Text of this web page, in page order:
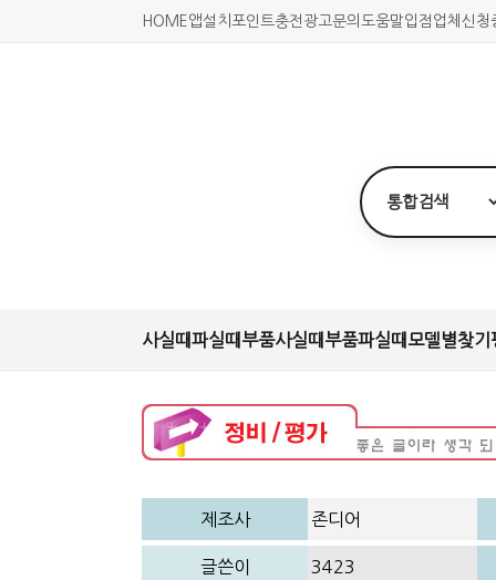
HOME 앱설치 포인트충전 광고문의 도움말입점업체신청
사실때파실때 부품사실때 부품파실때 모델별찾기
제조사 존디어
글쓴이 3423